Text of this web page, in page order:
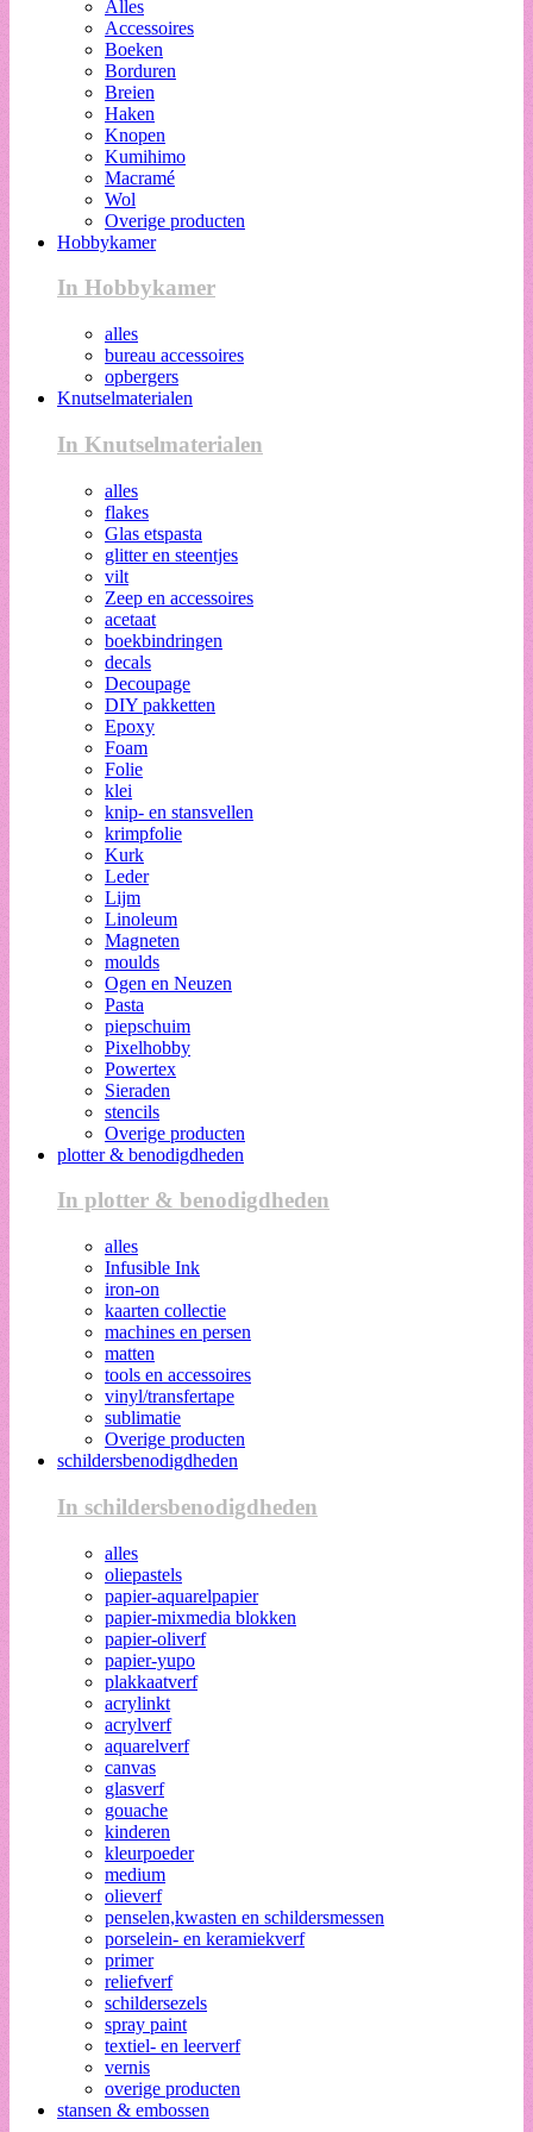
Alles
Accessoires
Boeken
Borduren
Breien
Haken
Knopen
Kumihimo
Macramé
Wol
Overige producten
Hobbykamer
In Hobbykamer
alles
bureau accessoires
opbergers
Knutselmaterialen
In Knutselmaterialen
alles
flakes
Glas etspasta
glitter en steentjes
vilt
Zeep en accessoires
acetaat
boekbindringen
decals
Decoupage
DIY pakketten
Epoxy
Foam
Folie
klei
knip- en stansvellen
krimpfolie
Kurk
Leder
Lijm
Linoleum
Magneten
moulds
Ogen en Neuzen
Pasta
piepschuim
Pixelhobby
Powertex
Sieraden
stencils
Overige producten
plotter & benodigdheden
In plotter & benodigdheden
alles
Infusible Ink
iron-on
kaarten collectie
machines en persen
matten
tools en accessoires
vinyl/transfertape
sublimatie
Overige producten
schildersbenodigdheden
In schildersbenodigdheden
alles
oliepastels
papier-aquarelpapier
papier-mixmedia blokken
papier-oliverf
papier-yupo
plakkaatverf
acrylinkt
acrylverf
aquarelverf
canvas
glasverf
gouache
kinderen
kleurpoeder
medium
olieverf
penselen,kwasten en schildersmessen
porselein- en keramiekverf
primer
reliefverf
schildersezels
spray paint
textiel- en leerverf
vernis
overige producten
stansen & embossen